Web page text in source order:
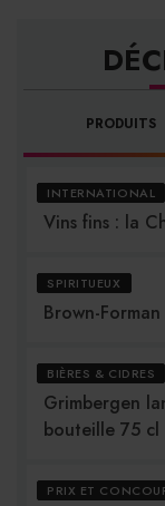
PRODUITS
INTERNATIONAL
Vins fins : la
SPIRITUEUX
Brown-
BIÈRES & CIDRES
Grimbergen
bouteille 75 cl
PRIX ET